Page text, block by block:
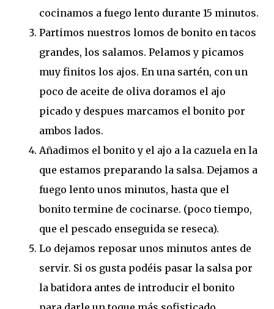
cocinamos a fuego lento durante 15 minutos.
Partimos nuestros lomos de bonito en tacos
grandes, los salamos. Pelamos y picamos
muy finitos los ajos. En una sartén, con un
poco de aceite de oliva doramos el ajo
picado y despues marcamos el bonito por
ambos lados.
Añadimos el bonito y el ajo a la cazuela en la
que estamos preparando la salsa. Dejamos a
fuego lento unos minutos, hasta que el
bonito termine de cocinarse. (poco tiempo,
que el pescado enseguida se reseca).
Lo dejamos reposar unos minutos antes de
servir. Si os gusta podéis pasar la salsa por
la batidora antes de introducir el bonito